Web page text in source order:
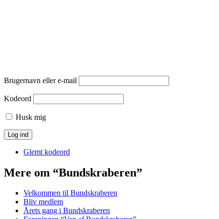
Brugernavn eller e-mail
Kodeord
Husk mig
Glemt kodeord
Mere om “Bundskraberen”
Velkommen til Bundskraberen
Bliv medlem
Årets gang i Bundskraberen